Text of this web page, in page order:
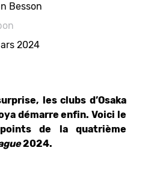
Besson
2024
les clubs d’Osaka
démarre enfin. Voici le
de la quatrième
2024.